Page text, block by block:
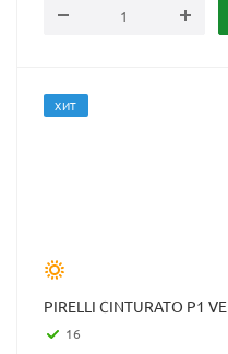
ХИТ
PIRELLI CINTURATO P1
16